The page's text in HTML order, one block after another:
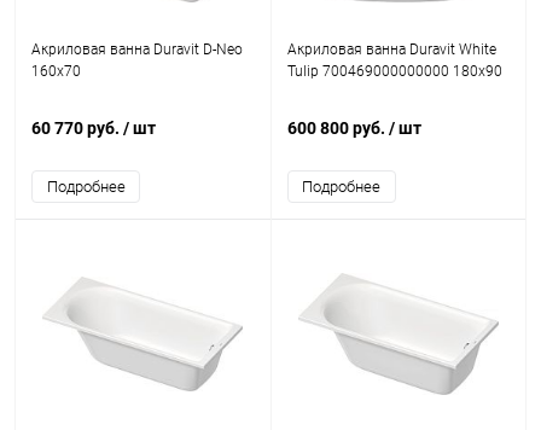
Акриловая ванна Duravit D-Neo
160x70
60 770 руб. / шт
Подробнее
Акриловая ванна Duravit White
Tulip 700469000000000 180x90
600 800 руб. / шт
Подробнее